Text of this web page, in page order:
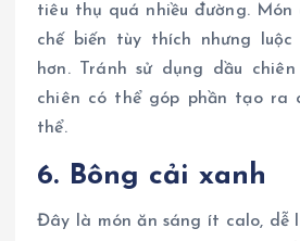
tiêu thụ quá nhiều đường.
chế biến tùy thích nhưng
hơn. Tránh sử dụng dầu
chiên có thể góp phần tạo ra
thể.
6. Bông cải xanh
Đây là món ăn sáng ít calo, dễ